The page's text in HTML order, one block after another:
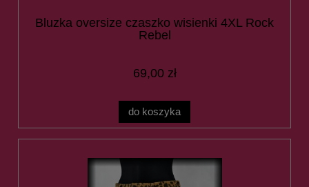
Bluzka oversize czaszko wisienki 4XL Rock
Rebel
69,00 zł
do koszyka